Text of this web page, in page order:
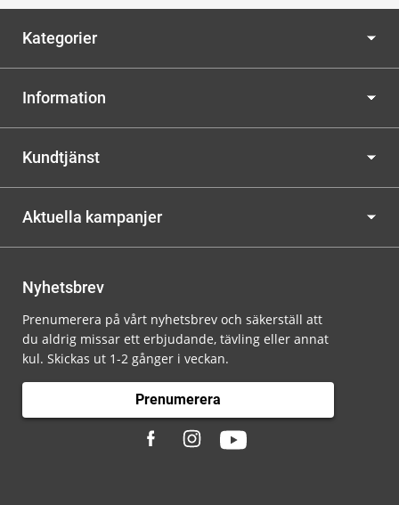
Kategorier
Information
Kundtjänst
Aktuella kampanjer
Nyhetsbrev
Prenumerera på vårt nyhetsbrev och säkerställ att
du aldrig missar ett erbjudande, tävling eller annat
kul. Skickas ut 1-2 gånger i veckan.
Prenumerera